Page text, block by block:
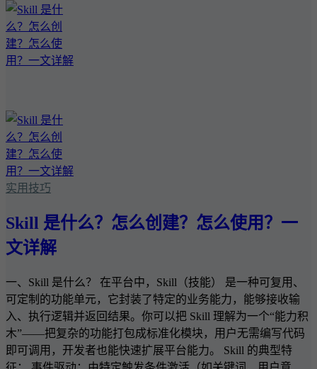
实用技巧
Skill 是什么？怎么创建？怎么使用？一
文详解
一、Skill 是什么？ 在平台中，Skill（技能） 是一种可复用、
可定制的功能单元，它封装了特定的业务能力，能够接收输
入、执行逻辑并返回结果。你可以把 Skill 理解为一个“能力积
木”——把复杂的功能打包成标准化模块，用户无需编写代码
即可调用，开发者也能快速扩展平台能力。 Skill 的典型特